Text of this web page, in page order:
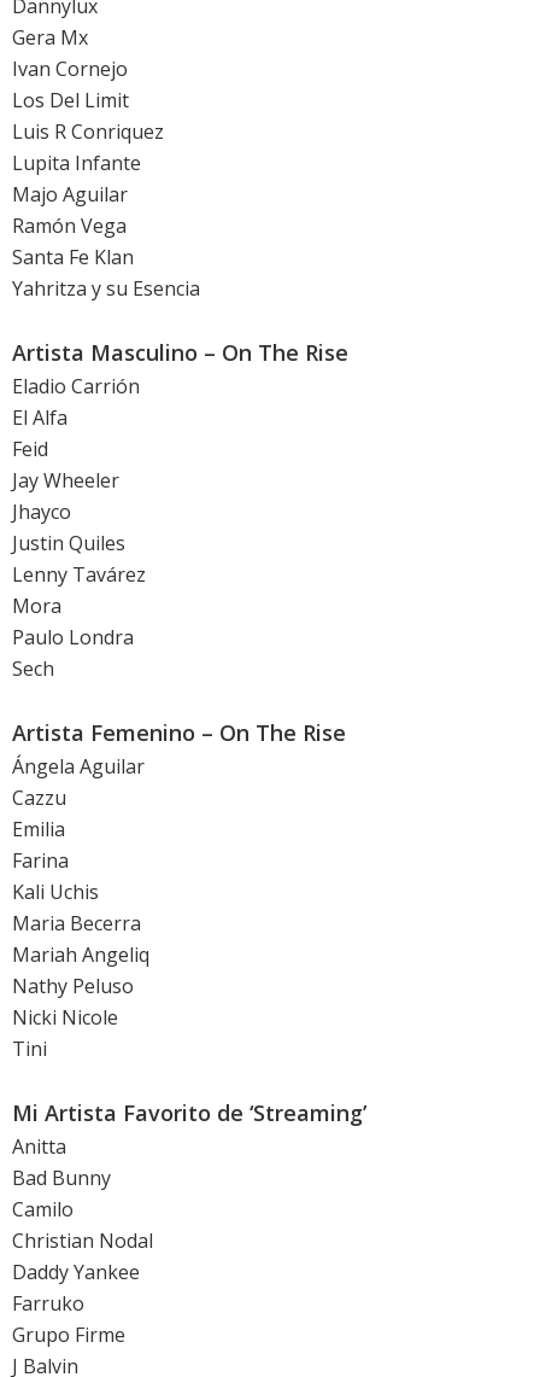
Dannylux
Gera Mx
Ivan Cornejo
Los Del Limit
Luis R Conriquez
Lupita Infante
Majo Aguilar
Ramón Vega
Santa Fe Klan
Yahritza y su Esencia
Artista Masculino – On The Rise
Eladio Carrión
El Alfa
Feid
Jay Wheeler
Jhayco
Justin Quiles
Lenny Tavárez
Mora
Paulo Londra
Sech
Artista Femenino – On The Rise
Ángela Aguilar
Cazzu
Emilia
Farina
Kali Uchis
Maria Becerra
Mariah Angeliq
Nathy Peluso
Nicki Nicole
Tini
Mi Artista Favorito de ‘Streaming’
Anitta
Bad Bunny
Camilo
Christian Nodal
Daddy Yankee
Farruko
Grupo Firme
J Balvin